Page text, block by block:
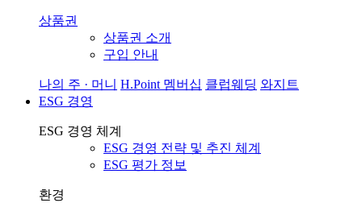
상품권
상품권 소개
구입 안내
나의 주 · 머니 H.Point 멤버십 클럽웨딩 와지트
ESG 경영
ESG 경영 체계
ESG 경영 전략 및 추진 체계
ESG 평가 정보
환경